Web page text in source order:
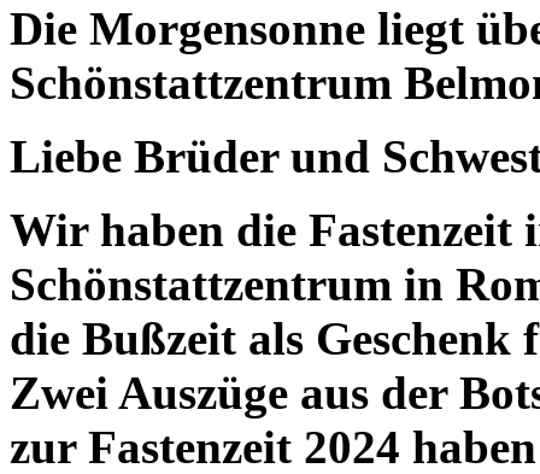
Die Morgensonne liegt
Schönstattzentrum
Liebe Brüder und
Wir haben die Fastenzeit
Schönstattzentrum in
die Bußzeit als
Zwei Auszüge aus der
zur Fastenzeit 2024